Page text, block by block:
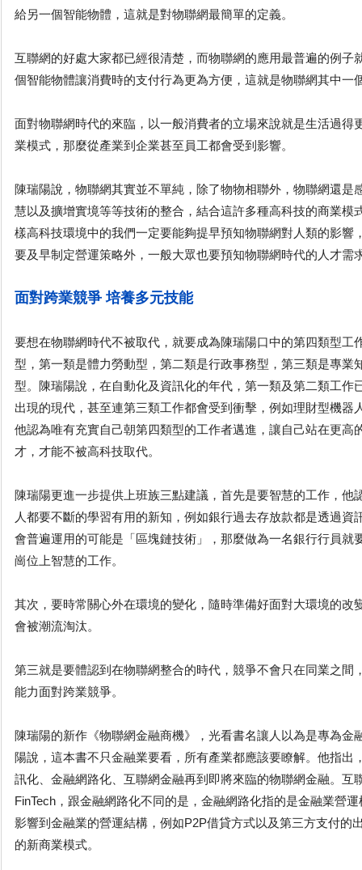
給另一個智能物體，這就是對物聯網最簡單的定義。
互聯網的好處大家都已經很清楚，而物聯網的應用最普遍的例子
個智能物體讓消費時的支付行為更為方便，這就是物聯網其中一
面對物聯網時代的來臨，以一般消費者的立場來說就是生活過得
業模式，那麼從產業到企業甚至員工都會受到影響。
陳瑞陽說，物聯網其實並不單純，除了物物相聯外，物聯網還是
慧以及擴增實境等等技術的整合，結合這許多種高科技的商業模
樣高科技環境中的我們一定要能夠提早預知物聯網對人類的影響
要及早制定營運策略外，一般大眾也要預知物聯網時代的人才需
面對跨業競爭 培養多元技能
要想在物聯網時代不被取代，就要成為陳瑞陽口中的第四類型工
型，第一類是體力勞動型，第二類是行政事務型，第三類是專業
型。陳瑞陽說，在自動化及資訊化的年代，第一類及第二類工作
出現的現代，甚至連第三類工作都會受到衝擊，例如理財型機器
他認為唯有充實自己朝第四類型的工作者邁進，讓自己站在更高
才，才能不被高科技取代。
陳瑞陽更進一步提供上班族三點建議，首先是要智慧的工作，他
人都要不斷的學習有用的新知，例如銀行過去存放款都是透過資
會普遍運用的可能是「區塊鏈技術」，那麼做為一名銀行行員就
崗位上智慧的工作。
其次，要時常關心外在環境的變化，隨時準備好面對大環境的改
會被潮流淘汰。
第三就是要體認到在物聯網整合的時代，競爭不會只在同業之間
能力面對跨業競爭。
陳瑞陽的新作《物聯網金融商機》，光看書名讓人以為是專為金
陽說，這本書不只金融業要看，所有產業都應該要瞭解。他指出
訊化、金融網路化、互聯網金融再到即將來臨的物聯網金融。互
FinTech，跟金融網路化不同的是，金融網路化指的是金融業營
影響到金融業的營運結構，例如P2P借貸方式以及第三方支付的
的新商業模式。